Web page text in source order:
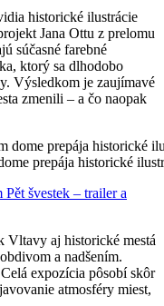
historické ilustrácie
Jana Ottu z prelomu
súčasné farebné
ktorý sa dlhodobo
Výsledkom je zaujímavé
zmenili – a čo naopak
prepája historické
švestek – trailer a
Vltavy aj historické mestá
a nadšením.
expozícia pôsobí skôr
atmosféry miest,